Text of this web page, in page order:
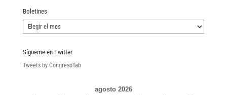
Boletines
Boletines
Sígueme en Twitter
Tweets by CongresoTab
agosto 2026